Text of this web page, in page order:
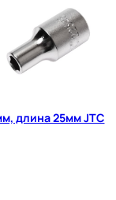
длина 25мм JTC